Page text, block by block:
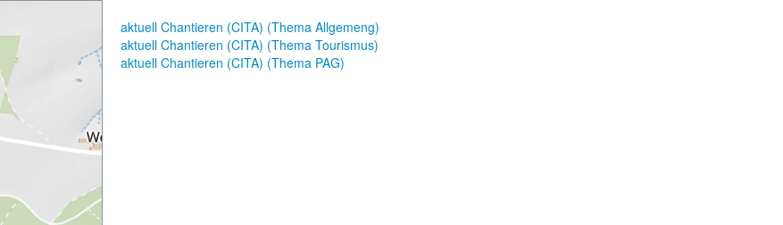
aktuell Chantieren (CITA) (Thema Allgemeng)
aktuell Chantieren (CITA) (Thema Tourismus)
aktuell Chantieren (CITA) (Thema PAG)